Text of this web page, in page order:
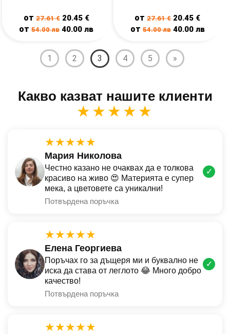
от27.61€ 20.45 €
от54.00лв 40.00лв
от27.61€ 20.45 €
от 54.00лв 40.00 лв
1 2 3 4 5 »
Какво казват нашите клиенти
★★★★★
★★★★★
Мария Николова
Честно казано не очаквах да е толкова
красиво на живо 😍 Материята е супер
мека, а цветовете са уникални!
Потвърдена поръчка
✓
★★★★★
Елена Георгиева
Поръчах го за дъщеря ми и буквално не
иска да става от леглото 😂 Много добро
качество!
Потвърдена поръчка
✓
★★★★★